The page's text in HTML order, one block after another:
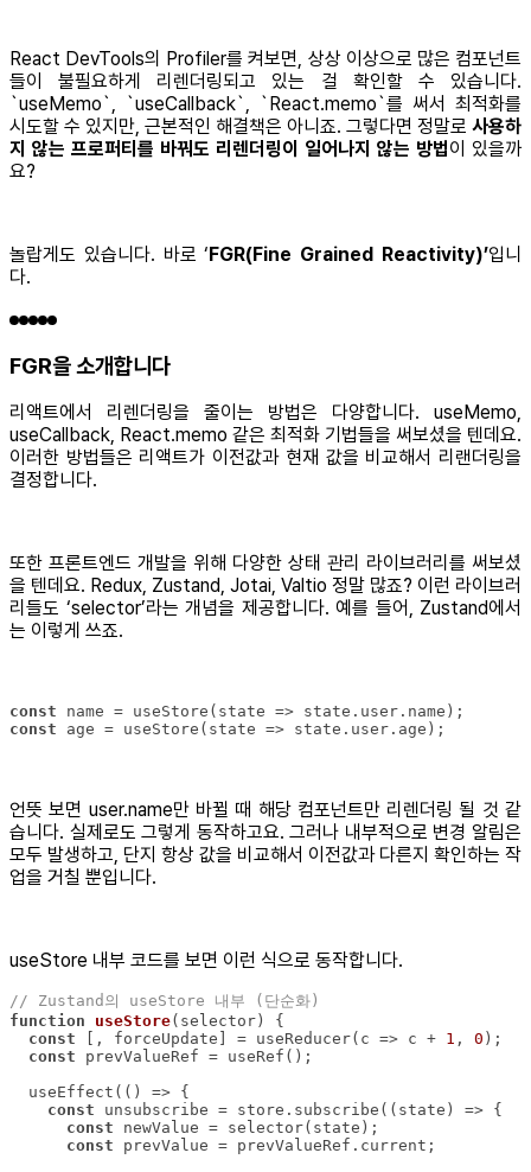
React DevTools의 Profiler를 켜보면, 상상 이상으로 많은 컴포넌트
들이 불필요하게 리렌더링되고 있는 걸 확인할 수 있습니다.
`useMemo`, `useCallback`, `React.memo`를 써서 최적화를
시도할 수 있지만, 근본적인 해결책은 아니죠. 그렇다면 정말로 사용하
지 않는 프로퍼티를 바꿔도 리렌더링이 일어나지 않는 방법이 있을까
요?
놀랍게도 있습니다. 바로 ‘FGR(Fine Grained Reactivity)’입니
다.
FGR을 소개합니다
리액트에서 리렌더링을 줄이는 방법은 다양합니다. useMemo,
useCallback, React.memo 같은 최적화 기법들을 써보셨을 텐데요.
이러한 방법들은 리액트가 이전값과 현재 값을 비교해서 리랜더링을
결정합니다.
또한 프론트엔드 개발을 위해 다양한 상태 관리 라이브러리를 써보셨
을 텐데요. Redux, Zustand, Jotai, Valtio 정말 많죠? 이런 라이브러
리들도 ‘selector’라는 개념을 제공합니다. 예를 들어, Zustand에서
는 이렇게 쓰죠.
const name = useStore( state =>
const age = useStore( state => state.user.age);
언뜻 보면 user.name만 바뀔 때 해당 컴포넌트만 리렌더링 될 것 같
습니다. 실제로도 그렇게 동작하고요. 그러나 내부적으로 변경 알림은
모두 발생하고, 단지 항상 값을 비교해서 이전값과 다른지 확인하는 작
업을 거칠 뿐입니다.
useStore 내부 코드를 보면 이런 식으로 동작합니다.
// Zustand의 useStore 내부 (단순화)
function
useStore( selector )
const [, forceUpdate] = useReducer( c => c + 1 , 0
const
  useEffect(
() =>
const unsubscribe = store.subscribe( ( state ) =>
const
const